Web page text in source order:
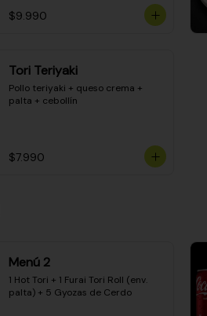
$9.990
Tori Teriyaki
Pollo teriyaki + queso crema +
palta + cebollín
$7.990
Menú 2
1 Hot Tori + 1 Furai Tori Roll (env.
palta) + 5 Gyozas de Cerdo